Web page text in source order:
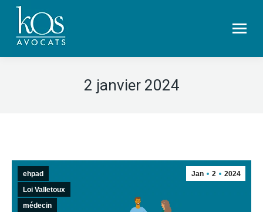
2 janvier 2024
Jan 2 2024
ehpad
Loi Valletoux
médecin